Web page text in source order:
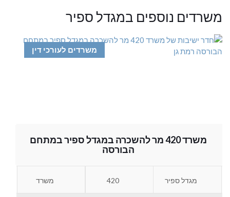
משרדים נוספים במגדל ספיר
משרדים לעורכי דין
משרד 420 מר להשכרה במגדל ספיר במתחם
הבורסה
מגדל ספיר 420 משרד